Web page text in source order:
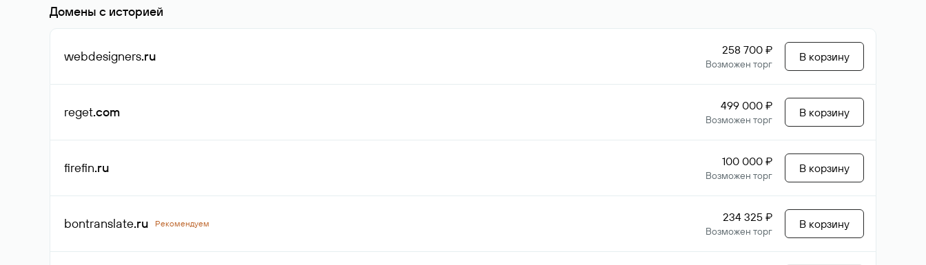
Домены с историей
webdesigners.ru 258 700 ₽
Возможен торг
В корзину
reget.com 499 000 ₽
Возможен торг
В корзину
firefin.ru 100 000 ₽
Возможен торг
В корзину
bontranslate.ru Рекомендуем 234 325 ₽
Возможен торг
В корзину